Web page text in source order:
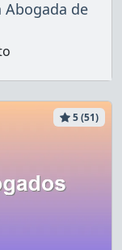
Abogada de
5 (51)